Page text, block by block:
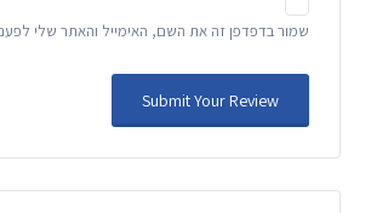
שמור בדפדפן זה את השם, האימייל והאתר שלי